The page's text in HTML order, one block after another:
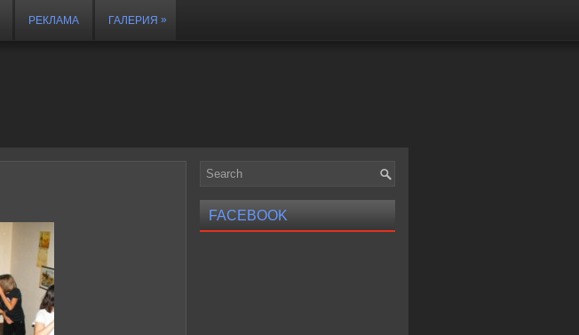
РЕКЛАМА ГАЛЕРИЯ »
FACEBOOK